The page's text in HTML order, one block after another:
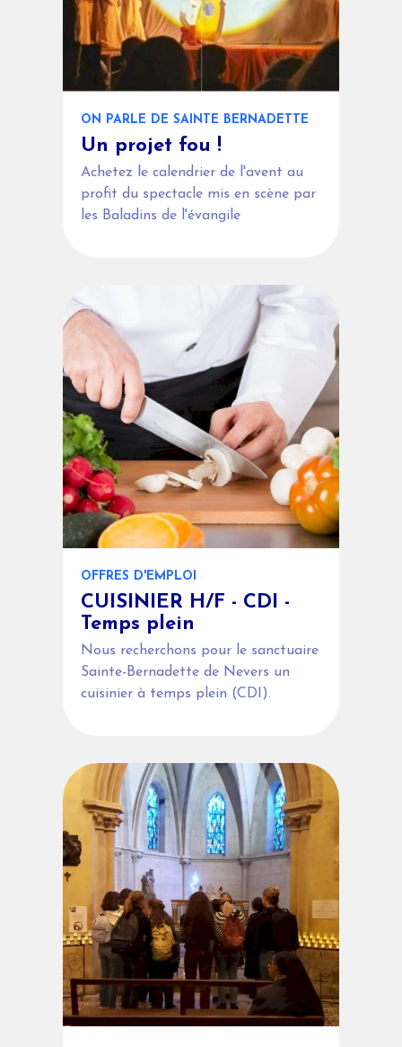
ON PARLE DE SAINTE BERNADETTE
Un projet fou !
Achetez le calendrier de l'avent au
profit du spectacle mis en scène par
les Baladins de l'évangile
OFFRES D'EMPLOI
CUISINIER H/F - CDI -
Temps plein
Nous recherchons pour le sanctuaire
Sainte-Bernadette de Nevers un
cuisinier à temps plein (CDI).